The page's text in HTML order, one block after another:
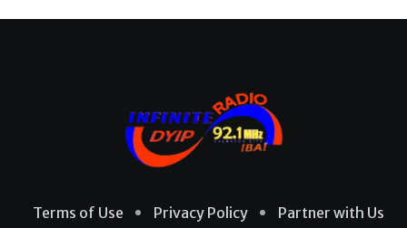
Terms of Use Privacy Policy
Partner with Us